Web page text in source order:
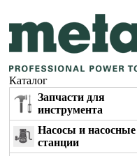
Каталог
Запчасти для
инструмента
Насосы и насосные
станции